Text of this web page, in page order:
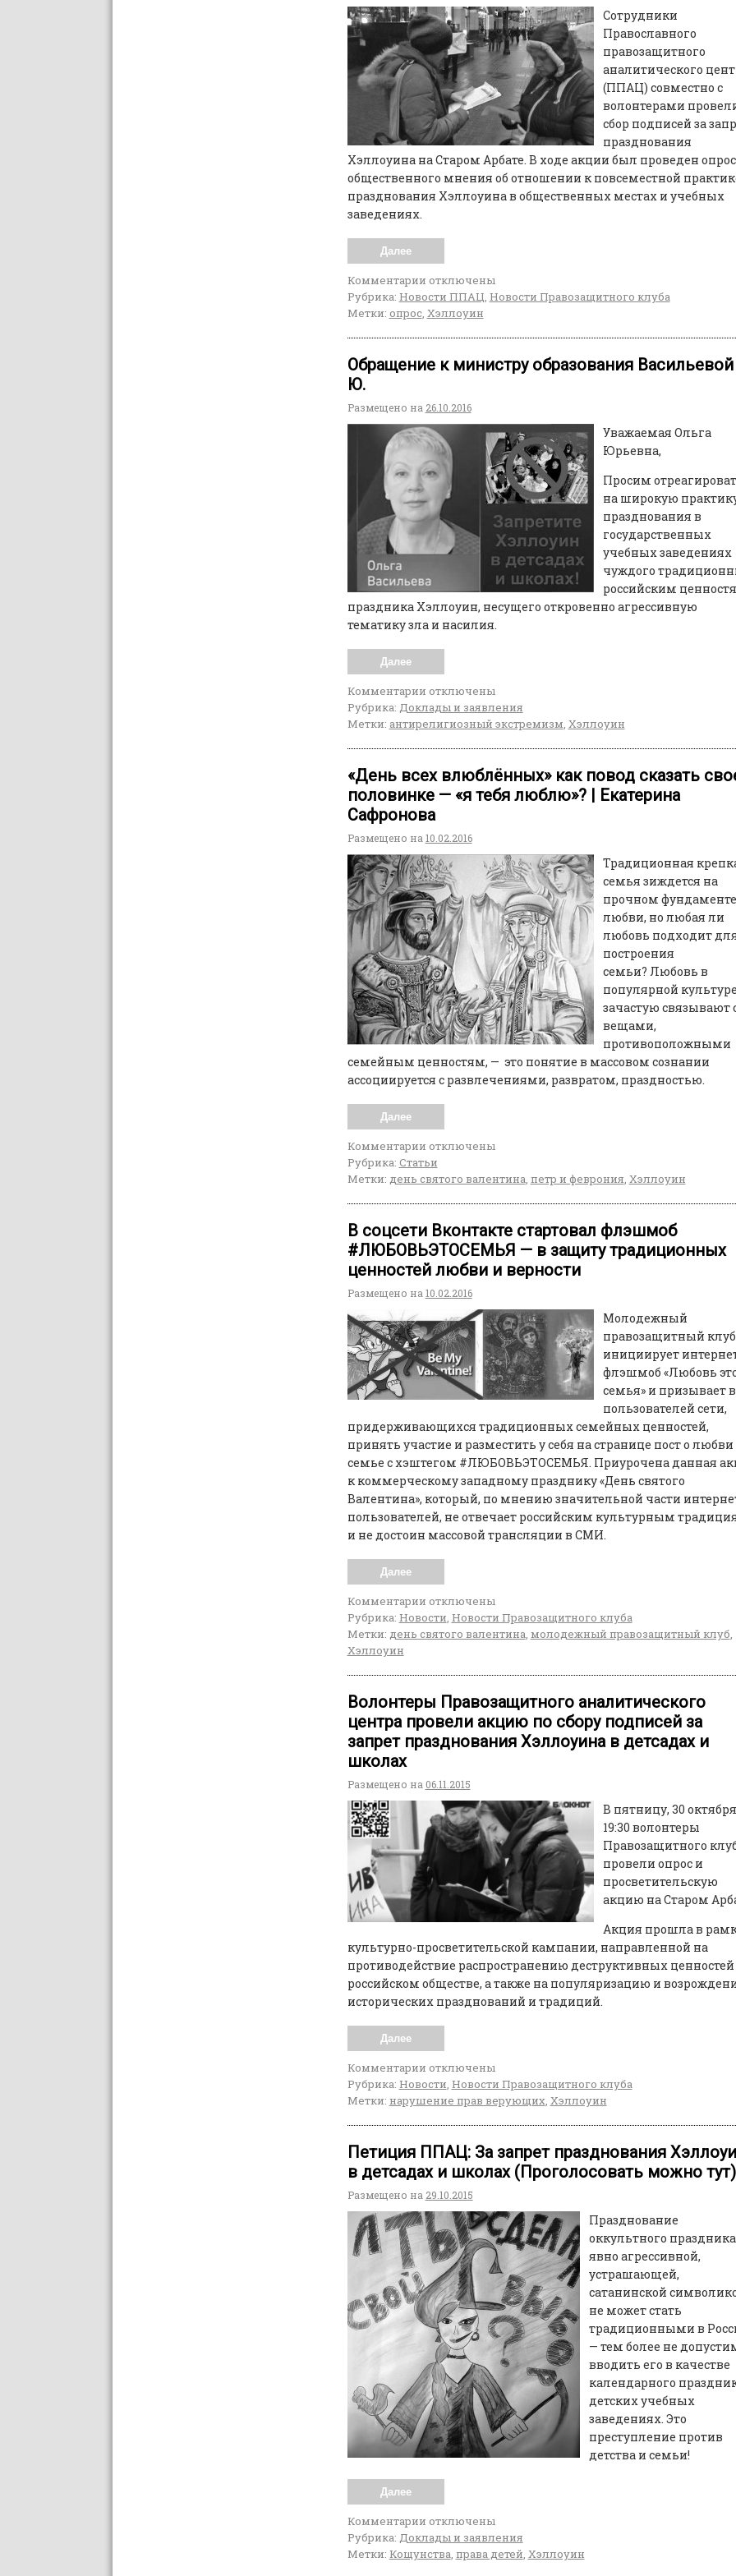
Сотрудники
Православного
правозащитного
аналитического
(ППАЦ) совместно с
волонтерами
сбор подписей за
празднования
Хэллоуина на Старом Арбате. В ходе акции был проведен опрос
общественного мнения об отношении к повсеместной
празднования Хэллоуина в общественных местах и учебных
заведениях.
Далее
Комментарии отключены
Рубрика: Новости ППАЦ, Новости Правозащитного клуба
Метки: опрос, Хэллоуин
Обращение к министру образования
Ю.
Размещено на 26.10.2016
Уважаемая Ольга
Юрьевна,
Просим
на широкую
празднования в
государственных
учебных заведениях
чуждого
российским
праздника Хэллоуин, несущего откровенно агрессивную
тематику зла и насилия.
Далее
Комментарии отключены
Рубрика: Доклады и заявления
Метки: антирелигиозный экстремизм, Хэллоуин
«День всех влюблённых» как повод сказать
половинке — «я тебя люблю»? | Екатерина
Сафронова
Размещено на 10.02.2016
Традиционная
семья зиждется на
прочном
любви, но любая ли
любовь подходит
построения
семьи? Любовь в
популярной культуре
зачастую связывают
вещами,
противоположными
семейным ценностям, — это понятие в массовом сознании
ассоциируется с развлечениями, развратом, праздностью.
Далее
Комментарии отключены
Рубрика: Статьи
Метки: день святого валентина, петр и феврония, Хэллоуин
В соцсети Вконтакте стартовал флэшмоб
#ЛЮБОВЬЭТОСЕМЬЯ — в защиту традиционных
ценностей любви и верности
Размещено на 10.02.2016
Молодежный
правозащитный клуб
инициирует
флэшмоб «Любовь
семья» и призывает
пользователей сети,
придерживающихся традиционных семейных ценностей,
принять участие и разместить у себя на странице пост о любви
семье с хэштегом #ЛЮБОВЬЭТОСЕМЬЯ. Приурочена данная
к коммерческому западному празднику «День святого
Валентина», который, по мнению значительной части
пользователей, не отвечает российским культурным
и не достоин массовой трансляции в СМИ.
Далее
Комментарии отключены
Рубрика: Новости, Новости Правозащитного клуба
Метки: день святого валентина, молодежный правозащитный клуб,
Хэллоуин
Волонтеры Правозащитного аналитического
центра провели акцию по сбору подписей за
запрет празднования Хэллоуина в детсадах и
школах
Размещено на 06.11.2015
В пятницу, 30
19:30 волонтеры
Правозащитного
провели опрос и
просветительскую
акцию на Старом
Акция прошла в
культурно-просветительской кампании, направленной на
противодействие распространению деструктивных ценностей
российском обществе, а также на популяризацию и
исторических празднований и традиций.
Далее
Комментарии отключены
Рубрика: Новости, Новости Правозащитного клуба
Метки: нарушение прав верующих, Хэллоуин
Петиция ППАЦ: За запрет празднования
в детсадах и школах (Проголосовать можно тут)
Размещено на 29.10.2015
Празднование
оккультного праздника
явно агрессивной,
устрашающей,
сатанинской
не может стать
традиционными в
— тем более не
вводить его в качестве
календарного
детских учебных
заведениях. Это
преступление против
детства и семьи!
Далее
Комментарии отключены
Рубрика: Доклады и заявления
Метки: Кощунства права детей Хэллоуин